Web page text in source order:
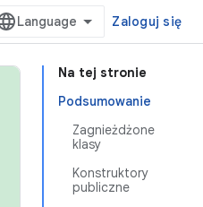
Zaloguj się
Na tej stronie
Podsumowanie
Zagnieżdżone
klasy
Konstruktory
publiczne